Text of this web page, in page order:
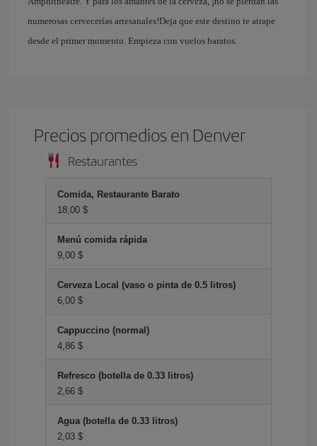
numerosas cervecerías artesanales!Deja que este destino te atrape
desde el primer momento. Empieza con vuelos baratos.
Precios promedios en Denver
Restaurantes
Comida, Restaurante Barato
18,00 $
Menú comida rápida
9,00 $
Cerveza Local (vaso o pinta de 0.5 litros)
6,00 $
Cappuccino (normal)
4,86 $
Refresco (botella de 0.33 litros)
2,66 $
Agua (botella de 0.33 litros)
2,03 $